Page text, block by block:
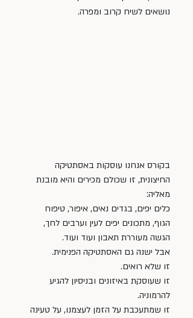
נושאים לשיח קרוב ומפרה.
בקורס אנחנו עוסקות באסתטיקה
החיצונית, זו שכולם מכירים והיא מובנת
מאליה:
כלים יפים, בגדים נאים, איפור, טיפוח
הגוף, מתכונים יפים לעין וערבים לחך,
הגשה מעוררת תאבון ועוד ועוד.
אבל ישנה גם האסתטיקה הפנימית.
זו שלא רואים.
זו שעוסקת באיזונים ובניסיון להגיע
להרמוניה.
זו שמתעכבת על הזמן לעצמנו, על טעינה